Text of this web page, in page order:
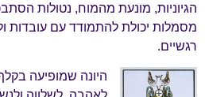
הגיוניות, מונעת מהמוח, נטולות
מסמלות יכולת להתמודד עם עובדות
רגשיים.
היונה שמופיעה